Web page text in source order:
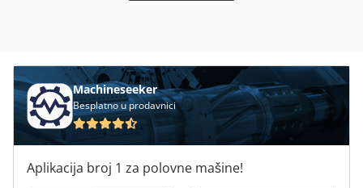
Machineseeker
Besplatno u prodavnici
Aplikacija broj 1 za polovne mašine!